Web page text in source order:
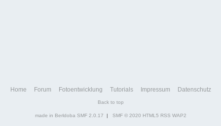
Home Forum Fotoentwicklung Tutorials Impressum Datenschutz
Back to top
made in Berldoba SMF 2.0.17 | SMF © 2020 HTML5 RSS WAP2